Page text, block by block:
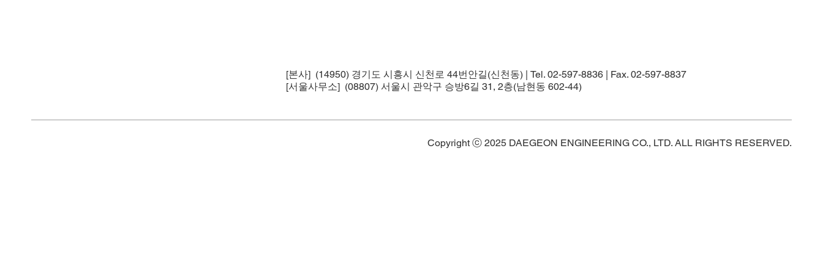
[본사] (14950) 경기도 시흥시 신천로 44번안길(신천동) | Tel. 02-597-8836 | Fax. 02-597-8837
[서울사무소] (08807) 서울시 관악구 승방6길 31, 2층(남현동 602-44)
Copyright ⓒ 2025 DAEGEON ENGINEERING CO., LTD. ALL RIGHTS RESERVED.